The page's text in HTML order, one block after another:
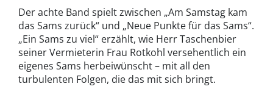
Der achte Band spielt zwischen „Am Samstag kam
das Sams zurück“ und „Neue Punkte für das Sams“.
„Ein Sams zu viel“ erzählt, wie Herr Taschenbier
seiner Vermieterin Frau Rotkohl versehentlich ein
eigenes Sams herbeiwünscht – mit all den
turbulenten Folgen, die das mit sich bringt.